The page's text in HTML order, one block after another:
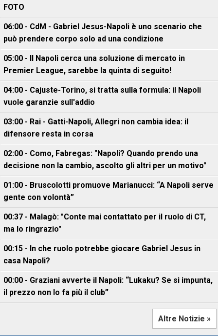
FOTO
06:00 - CdM - Gabriel Jesus-Napoli è uno scenario che
può prendere corpo solo ad una condizione
05:00 - Il Napoli cerca una soluzione di mercato in
Premier League, sarebbe la quinta di seguito!
04:00 - Cajuste-Torino, si tratta sulla formula: il Napoli
vuole garanzie sull'addio
03:00 - Rai - Gatti-Napoli, Allegri non cambia idea: il
difensore resta in corsa
02:00 - Como, Fabregas: "Napoli? Quando prendo una
decisione non la cambio, ascolto gli altri per un motivo"
01:00 - Bruscolotti promuove Marianucci: “A Napoli serve
gente con volontà”
00:37 - Malagò: "Conte mai contattato per il ruolo di CT,
ma lo ringrazio"
00:15 - In che ruolo potrebbe giocare Gabriel Jesus in
casa Napoli?
00:00 - Graziani avverte il Napoli: “Lukaku? Se si impunta,
il prezzo non lo fa più il club”
Altre Notizie »